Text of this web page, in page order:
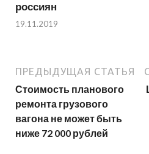
россиян
19.11.2019
ПРЕДЫДУЩАЯ СТАТЬЯ
Стоимость планового
ремонта грузового
вагона не может быть
ниже 72 000 рублей